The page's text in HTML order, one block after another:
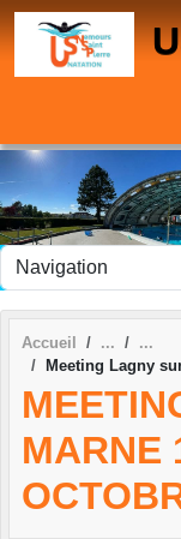
Accueil
Meeting Lagny
MARNE
Panneau de gestion